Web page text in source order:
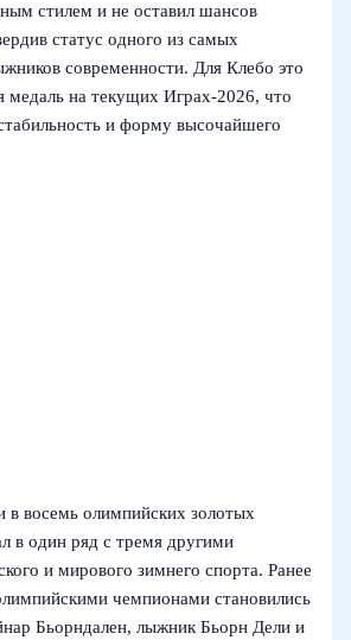
стилем и не оставил шансов
статус одного из самых
современности. Для Клебо это
медаль на текущих Играх‑2026, что
и форму высочайшего
в восемь олимпийских золотых
в один ряд с тремя другими
и мирового зимнего спорта. Ранее
чемпионами становились
Бьорндален, лыжник Бьорн Дели и